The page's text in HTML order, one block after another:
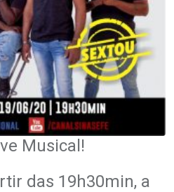
Musical!
das 19h30min, a